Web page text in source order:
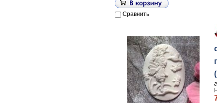
Сравнить